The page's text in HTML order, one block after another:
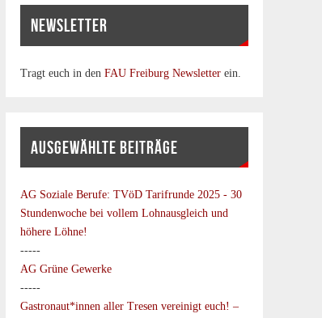
NEWSLETTER
Tragt euch in denFAU Freiburg Newsletter ein.
AUSGEWÄHLTE BEITRÄGE
AG Soziale Berufe:TVöD Tarifrunde 2025 - 30
Stundenwoche bei vollem Lohnausgleich und
höhere Löhne!
-----
AG Grüne Gewerke
-----
Gastronaut*innen aller Tresen vereinigt euch! –